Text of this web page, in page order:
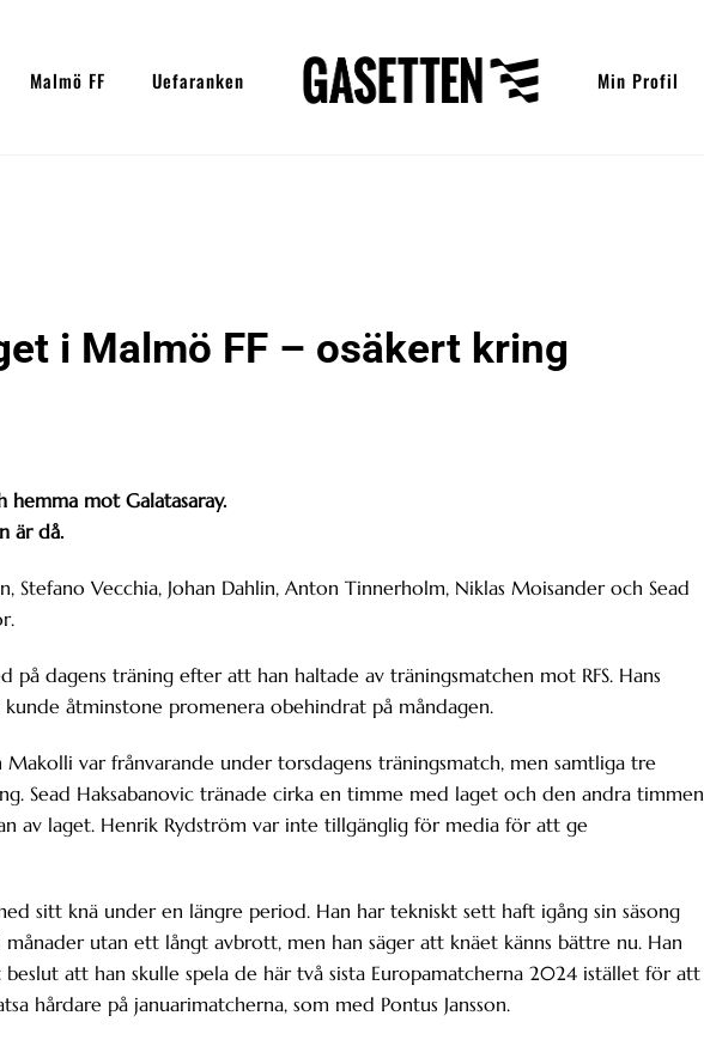
Malmö FF Uefaranken Min Profil
i Malmö FF – osäkert kring
hemma mot Galatasaray.
är då.
Stefano Vecchia, Johan Dahlin, Anton Tinnerholm, Niklas Moisander och Sead
på dagens träning efter att han haltade av träningsmatchen mot RFS. Hans
åtminstone promenera obehindrat på måndagen.
Makolli var frånvarande under torsdagens träningsmatch, men samtliga tre
Sead Haksabanovic tränade cirka en timme med laget och den andra timmen
av laget. Henrik Rydström var inte tillgänglig för media för att ge
sitt knä under en längre period. Han har tekniskt sett haft igång sin säsong
utan ett långt avbrott, men han säger att knäet känns bättre nu. Han
att han skulle spela de här två sista Europamatcherna 2024 istället för att
hårdare på januarimatcherna, som med Pontus Jansson.